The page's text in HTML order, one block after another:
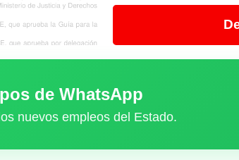
de WhatsApp
nuevos empleos del Estado.